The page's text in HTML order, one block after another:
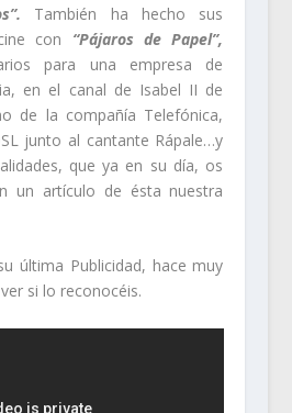
También ha hecho sus
con “Pájaros de Papel”,
para una empresa de
en el canal de Isabel II de
de la compañía Telefónica,
junto al cantante Rápale…y
que ya en su día, os
un artículo de ésta nuestra
última Publicidad, hace muy
si lo reconocéis.